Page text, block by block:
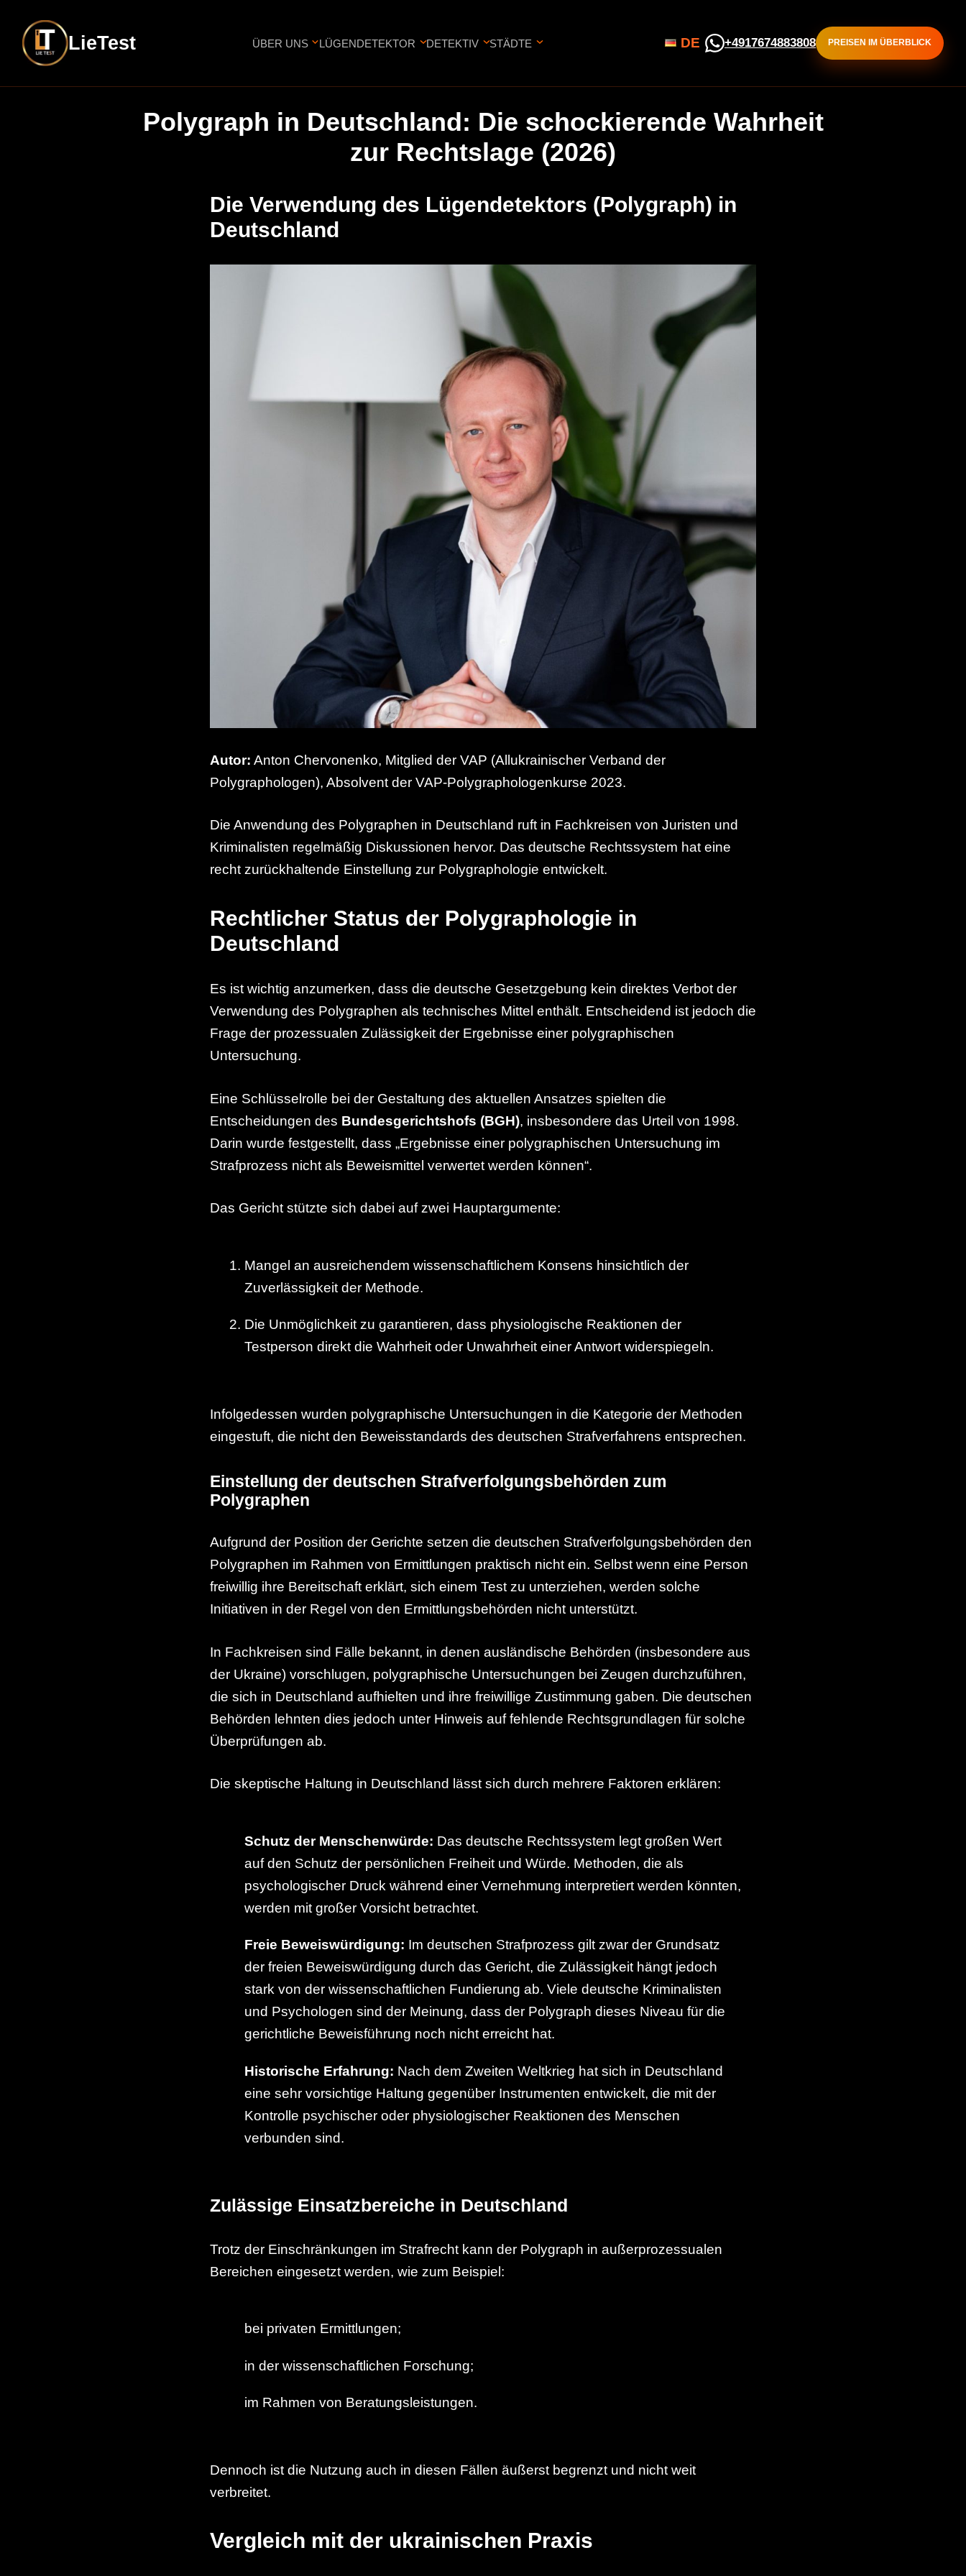
LieTest ÜBER UNS LÜGENDETEKTOR DETEKTIV STÄDTE DE +4917674883808 PREISEN IM ÜBERBLICK
Polygraph in Deutschland: Die schockierende Wahrheit
zur Rechtslage (2026)
Die Verwendung des Lügendetektors (Polygraph) in
Deutschland
Autor: Anton Chervonenko, Mitglied der VAP (Allukrainischer Verband der
Polygraphologen), Absolvent der VAP-Polygraphologenkurse 2023.
Die Anwendung des Polygraphen in Deutschland ruft in Fachkreisen von Juristen und
Kriminalisten regelmäßig Diskussionen hervor. Das deutsche Rechtssystem hat eine
recht zurückhaltende Einstellung zur Polygraphologie entwickelt.
Rechtlicher Status der Polygraphologie in
Deutschland
Es ist wichtig anzumerken, dass die deutsche Gesetzgebung kein direktes Verbot der
Verwendung des Polygraphen als technisches Mittel enthält. Entscheidend ist jedoch die
Frage der prozessualen Zulässigkeit der Ergebnisse einer polygraphischen
Untersuchung.
Eine Schlüsselrolle bei der Gestaltung des aktuellen Ansatzes spielten die
Entscheidungen des Bundesgerichtshofs (BGH), insbesondere das Urteil von 1998.
Darin wurde festgestellt, dass „Ergebnisse einer polygraphischen Untersuchung im
Strafprozess nicht als Beweismittel verwertet werden können“.
Das Gericht stützte sich dabei auf zwei Hauptargumente:
Mangel an ausreichendem wissenschaftlichem Konsens hinsichtlich der
Zuverlässigkeit der Methode.
Die Unmöglichkeit zu garantieren, dass physiologische Reaktionen der
Testperson direkt die Wahrheit oder Unwahrheit einer Antwort widerspiegeln.
Infolgedessen wurden polygraphische Untersuchungen in die Kategorie der Methoden
eingestuft, die nicht den Beweisstandards des deutschen Strafverfahrens entsprechen.
Einstellung der deutschen Strafverfolgungsbehörden zum
Polygraphen
Aufgrund der Position der Gerichte setzen die deutschen Strafverfolgungsbehörden den
Polygraphen im Rahmen von Ermittlungen praktisch nicht ein. Selbst wenn eine Person
freiwillig ihre Bereitschaft erklärt, sich einem Test zu unterziehen, werden solche
Initiativen in der Regel von den Ermittlungsbehörden nicht unterstützt.
In Fachkreisen sind Fälle bekannt, in denen ausländische Behörden (insbesondere aus
der Ukraine) vorschlugen, polygraphische Untersuchungen bei Zeugen durchzuführen,
die sich in Deutschland aufhielten und ihre freiwillige Zustimmung gaben. Die deutschen
Behörden lehnten dies jedoch unter Hinweis auf fehlende Rechtsgrundlagen für solche
Überprüfungen ab.
Die skeptische Haltung in Deutschland lässt sich durch mehrere Faktoren erklären:
Schutz der Menschenwürde: Das deutsche Rechtssystem legt großen Wert
auf den Schutz der persönlichen Freiheit und Würde. Methoden, die als
psychologischer Druck während einer Vernehmung interpretiert werden könnten,
werden mit großer Vorsicht betrachtet.
Freie Beweiswürdigung: Im deutschen Strafprozess gilt zwar der Grundsatz
der freien Beweiswürdigung durch das Gericht, die Zulässigkeit hängt jedoch
stark von der wissenschaftlichen Fundierung ab. Viele deutsche Kriminalisten
und Psychologen sind der Meinung, dass der Polygraph dieses Niveau für die
gerichtliche Beweisführung noch nicht erreicht hat.
Historische Erfahrung: Nach dem Zweiten Weltkrieg hat sich in Deutschland
eine sehr vorsichtige Haltung gegenüber Instrumenten entwickelt, die mit der
Kontrolle psychischer oder physiologischer Reaktionen des Menschen
verbunden sind.
Zulässige Einsatzbereiche in Deutschland
Trotz der Einschränkungen im Strafrecht kann der Polygraph in außerprozessualen
Bereichen eingesetzt werden, wie zum Beispiel:
bei privaten Ermittlungen;
in der wissenschaftlichen Forschung;
im Rahmen von Beratungsleistungen.
Dennoch ist die Nutzung auch in diesen Fällen äußerst begrenzt und nicht weit
verbreitet.
Vergleich mit der ukrainischen Praxis